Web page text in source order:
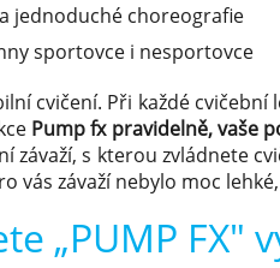
jednoduché choreografie
sportovce i nesportovce
cvičení. Při každé
Pump fx pravidelně, vaše
závaží, s kterou zvládnete
vás závaží nebylo moc
„PUMP FX"